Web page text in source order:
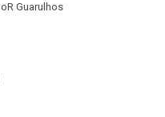
Guarulhos